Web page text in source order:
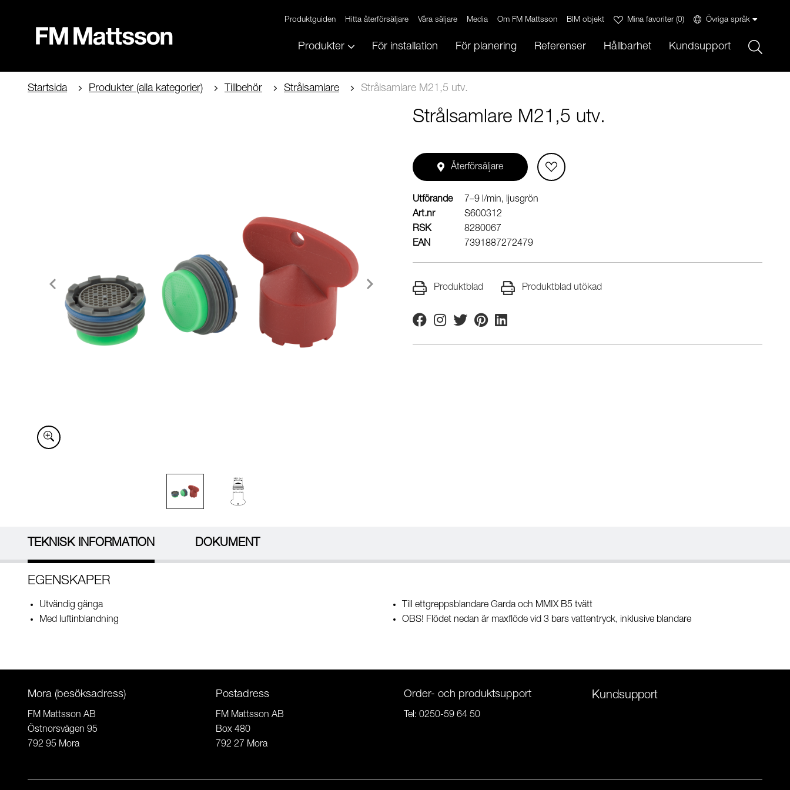
Produktguiden Hitta återförsäljare Våra säljare Media Om FM Mattsson BIM objekt Mina favoriter(0) Övriga språk
Produkter För installation För planering Referenser Hållbarhet Kundsupport
Startsida Produkter (alla kategorier) Tillbehör Strålsamlare Strålsamlare M21,5 utv.
Strålsamlare M21,5 utv.
Återförsäljare
Utförande
7–9 l/min, ljusgrön
Art.nr
S600312
RSK
8280067
EAN
7391887272479
Produktblad Produktblad utökad
FacebookInstagram
TwitterPinterestLinkedin
TEKNISK INFORMATION DOKUMENT
EGENSKAPER
Utvändig gänga
Med luftinblandning
Till ettgreppsblandare Garda och MMIX B5 tvätt
OBS! Flödet nedan är maxflöde vid 3 bars vattentryck, inklusive blandare
Mora (besöksadress)
FM Mattsson AB
Östnorsvägen 95
792 95 Mora
Postadress
FM Mattsson AB
Box 480
792 27 Mora
Order- och produktsupport
Tel: 0250-59 64 50
Kundsupport